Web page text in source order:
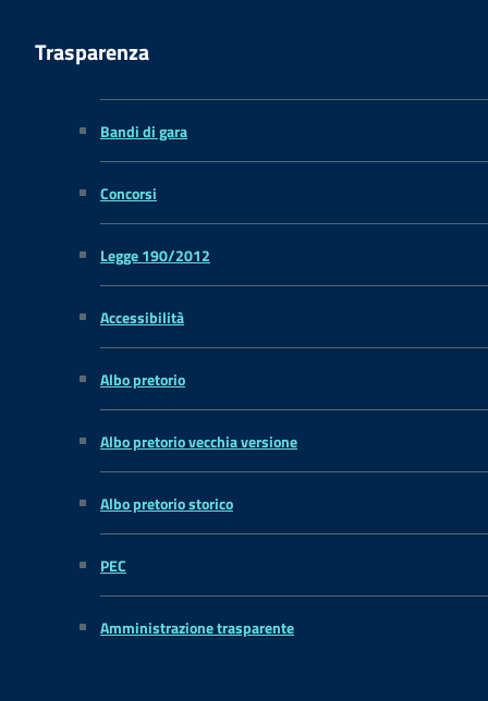
Trasparenza
Bandi di gara
Concorsi
Legge 190/2012
Accessibilità
Albo pretorio
Albo pretorio vecchia versione
Albo pretorio storico
PEC
Amministrazione trasparente